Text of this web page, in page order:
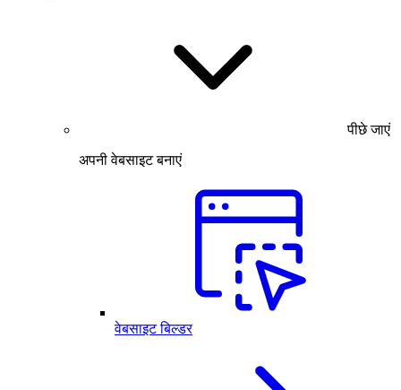
पीछे जाएं
अपनी वेबसाइट बनाएं
वेबसाइट बिल्डर